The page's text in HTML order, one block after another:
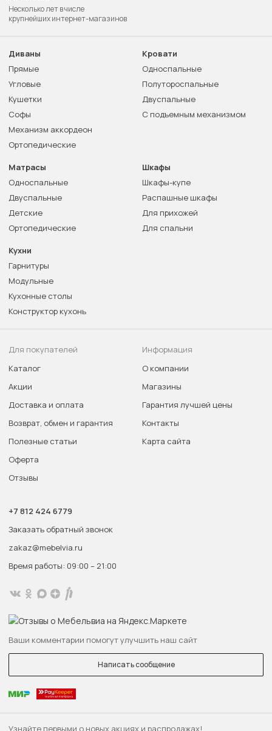
Узнайте первыми о новых акциях и распродажах!
Несколько лет в числе
крупнейших интернет-магазинов
Диваны
Прямые
Угловые
Кушетки
Софы
Механизм аккордеон
Ортопедические
Кровати
Односпальные
Полутороспальные
Двуспальные
С подъемным механизмом
Матрасы
Односпальные
Двуспальные
Детские
Ортопедические
Шкафы
Шкафы-купе
Распашные шкафы
Для прихожей
Для спальни
Кухни
Гарнитуры
Модульные
Кухонные столы
Конструктор кухонь
Для покупателей
Каталог
Акции
Доставка и оплата
Возврат, обмен и гарантия
Полезные статьи
Оферта
Отзывы
Информация
О компании
Магазины
Гарантия лучшей цены
Контакты
Карта сайта
+7 812 424 6779
Заказать обратный звонок
zakaz@mebelvia.ru
Время работы: 09:00 – 21:00
Ваши комментарии помогут улучшить наш сайт
Написать сообщение